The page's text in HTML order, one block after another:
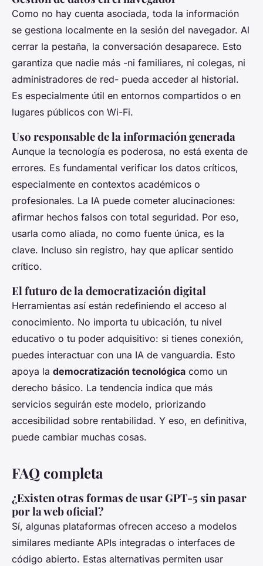
Como no hay cuenta asociada, toda la información
se gestiona localmente en la sesión del navegador. Al
cerrar la pestaña, la conversación desaparece. Esto
garantiza que nadie más -ni familiares, ni colegas, ni
administradores de red- pueda acceder al historial.
Es especialmente útil en entornos compartidos o en
lugares públicos con Wi-Fi.
Uso responsable de la información generada
Aunque la tecnología es poderosa, no está exenta de
errores. Es fundamental verificar los datos críticos,
especialmente en contextos académicos o
profesionales. La IA puede cometer alucinaciones:
afirmar hechos falsos con total seguridad. Por eso,
usarla como aliada, no como fuente única, es la
clave. Incluso sin registro, hay que aplicar sentido
crítico.
El futuro de la democratización digital
Herramientas así están redefiniendo el acceso al
conocimiento. No importa tu ubicación, tu nivel
educativo o tu poder adquisitivo: si tienes conexión,
puedes interactuar con una IA de vanguardia. Esto
apoya la democratización tecnológica como un
derecho básico. La tendencia indica que más
servicios seguirán este modelo, priorizando
accesibilidad sobre rentabilidad. Y eso, en definitiva,
puede cambiar muchas cosas.
FAQ completa
¿Existen otras formas de usar GPT-5 sin pasar
por la web oficial?
Sí, algunas plataformas ofrecen acceso a modelos
similares mediante APIs integradas o interfaces de
código abierto. Estas alternativas permiten usar